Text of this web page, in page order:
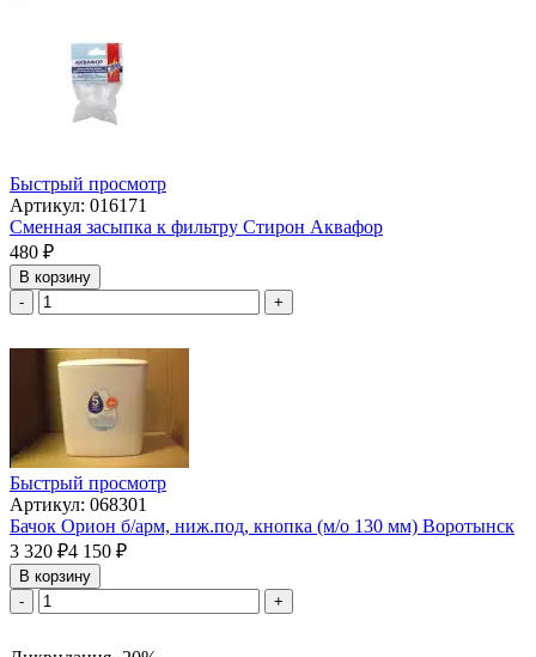
Быстрый просмотр
Артикул: 016171
Сменная засыпка к фильтру Стирон Аквафор
480 ₽
В корзину
-
+
Быстрый просмотр
Артикул: 068301
Бачок Орион б/арм, ниж.под, кнопка (м/о 130 мм) Воротынск
3 320 ₽4 150 ₽
В корзину
-
+